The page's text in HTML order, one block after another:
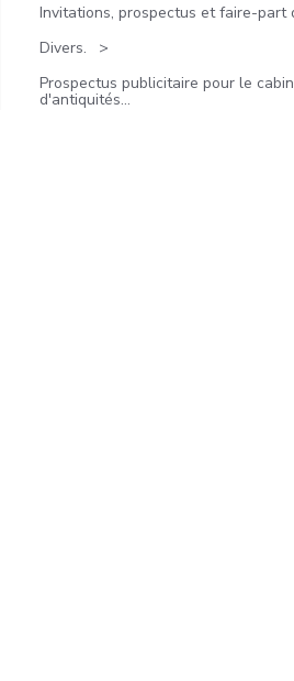
Invitations, prospectus et faire-part
Divers.
Prospectus publicitaire pour le
d'antiquités...